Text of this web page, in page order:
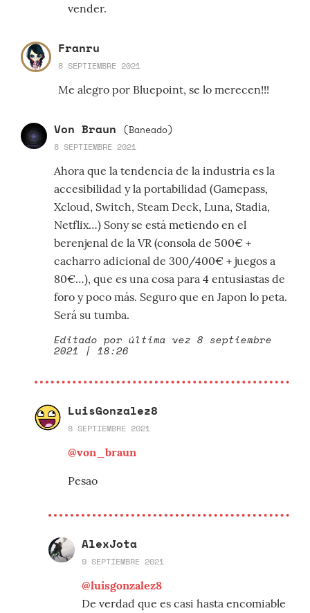
vender.
Franru
8 SEPTIEMBRE 2021
Me alegro por Bluepoint, se lo merecen!!!
Von Braun (Baneado)
8 SEPTIEMBRE 2021
Ahora que la tendencia de la industria es la
accesibilidad y la portabilidad (Gamepass,
Xcloud, Switch, Steam Deck, Luna, Stadia,
Netflix…) Sony se está metiendo en el
berenjenal de la VR (consola de 500€ +
cacharro adicional de 300/400€ + juegos a
80€…), que es una cosa para 4 entusiastas de
foro y poco más. Seguro que en Japon lo peta.
Será su tumba.
Editado por última vez 8 septiembre
2021 | 18:26
LuisGonzalez8
8 SEPTIEMBRE 2021
@von_braun
Pesao
AlexJota
9 SEPTIEMBRE 2021
@luisgonzalez8
De verdad que es casi hasta encomiable